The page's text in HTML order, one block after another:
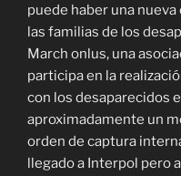
puede haber una
las familias de los
March onlus, una
participa en la
con los desaparecidos
aproximadamente un
orden de captura
llegado a Interpol pero